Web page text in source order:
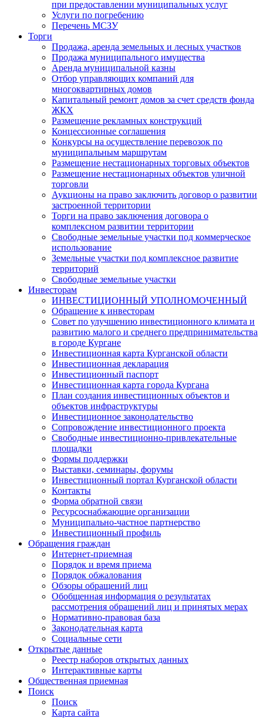
при предоставлении муниципальных услуг
Услуги по погребению
Перечень МСЗУ
Торги
Продажа, аренда земельных и лесных участков
Продажа муниципального имущества
Аренда муниципальной казны
Отбор управляющих компаний для
многоквартирных домов
Капитальный ремонт домов за счет средств фонда
ЖКХ
Размещение рекламных конструкций
Концессионные соглашения
Конкурсы на осуществление перевозок по
муниципальным маршрутам
Размещение нестационарных торговых объектов
Размещение нестационарных объектов уличной
торговли
Аукционы на право заключить договор о развитии
застроенной территории
Торги на право заключения договора о
комплексном развитии территории
Свободные земельные участки под коммерческое
использование
Земельные участки под комплексное развитие
территорий
Свободные земельные участки
Инвесторам
ИНВЕСТИЦИОННЫЙ УПОЛНОМОЧЕННЫЙ
Обращение к инвесторам
Совет по улучшению инвестиционного климата и
развитию малого и среднего предпринимательства
в городе Кургане
Инвестиционная карта Курганской области
Инвестиционная декларация
Инвестиционный паспорт
Инвестиционная карта города Кургана
План создания инвестиционных объектов и
объектов инфраструктуры
Инвестиционное законодательство
Сопровождение инвестиционного проекта
Свободные инвестиционно-привлекательные
площадки
Формы поддержки
Выставки, семинары, форумы
Инвестиционный портал Курганской области
Контакты
Форма обратной связи
Ресурсоснабжающие организации
Муниципально-частное партнерство
Инвестиционный профиль
Обращения граждан
Интернет-приемная
Порядок и время приема
Порядок обжалования
Обзоры обращений лиц
Обобщенная информация о результатах
рассмотрения обращений лиц и принятых мерах
Нормативно-правовая база
Законодательная карта
Социальные сети
Открытые данные
Реестр наборов открытых данных
Интерактивные карты
Общественная приемная
Поиск
Поиск
Карта сайта